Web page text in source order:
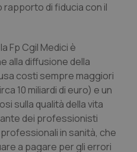
di Bolzano
di fiducia con il
Fp Cgil Medici è
alla diffusione della
costi sempre maggiori
10 miliardi di euro) e un
sulla qualità della vita
dei professionisti
in sanità, che
a pagare per gli errori